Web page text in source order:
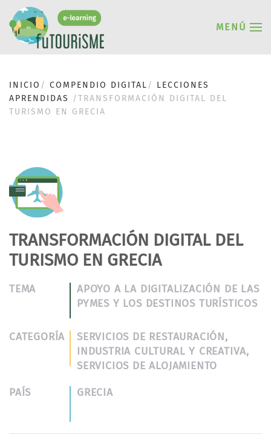
MENÚ
INICIO COMPENDIO DIGITAL
LECCIONES
APRENDIDAS
TRANSFORMACIÓN DIGITAL DEL
TURISMO EN GRECIA
TRANSFORMACIÓN DIGITAL DEL
TURISMO EN GRECIA
TEMA
APOYO A LA DIGITALIZACIÓN DE LAS
PYMES Y LOS DESTINOS TURÍSTICOS
CATEGORÍA
SERVICIOS DE RESTAURACIÓN,
INDUSTRIA CULTURAL Y CREATIVA,
SERVICIOS DE ALOJAMIENTO
PAÍS GRECIA